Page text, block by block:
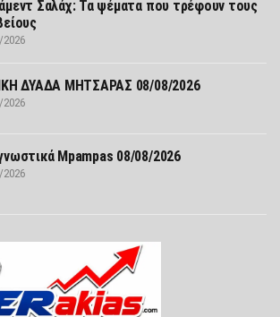
Σαλάχ: Τα ψέματα που τρέφουν τους
2026
ΔΥΑΔΑ ΜΗΤΣΑΡΑΣ 08/08/2026
2026
Mpampas 08/08/2026
2026